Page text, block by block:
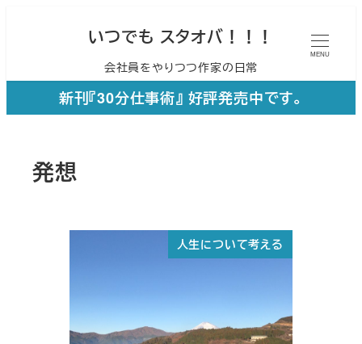
ン
いつでも スタオバ！！！
会社員をやりつつ作家の日常
MENU
新刊『30分仕事術』 好評発売中です。
発想
人生について考える